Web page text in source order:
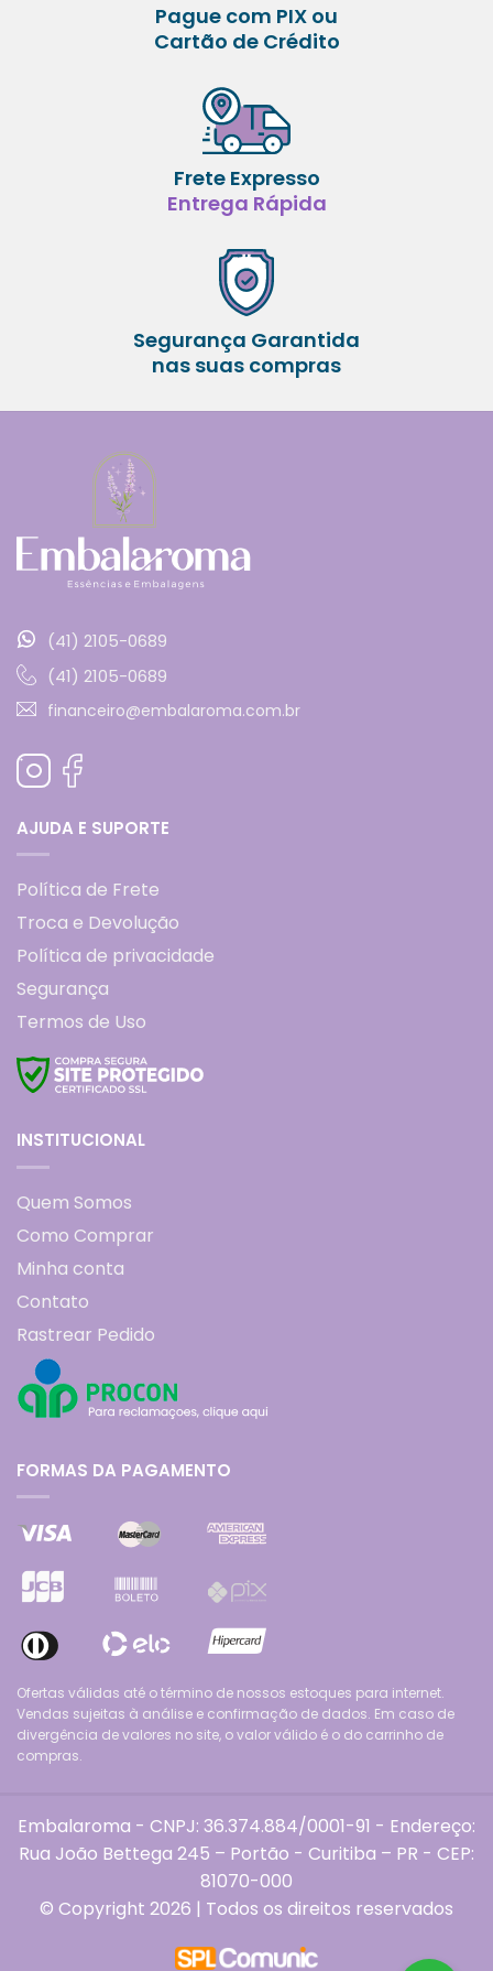
Pague com PIX ou
Cartão de Crédito
Frete Expresso
Entrega Rápida
Segurança Garantida
nas suas compras
(41) 2105-0689
(41) 2105-0689
financeiro@embalaroma.com.br
AJUDA E SUPORTE
Política de Frete
Troca e Devolução
Política de privacidade
Segurança
Termos de Uso
INSTITUCIONAL
Quem Somos
Como Comprar
Minha conta
Contato
Rastrear Pedido
FORMAS DA PAGAMENTO
Ofertas válidas até o término de nossos estoques para internet.
Vendas sujeitas à análise e confirmação de dados. Em caso de
divergência de valores no site, o valor válido é o do carrinho de
compras.
Embalaroma - CNPJ: 36.374.884/0001-91 - Endereço:
Rua João Bettega 245 – Portão - Curitiba – PR - CEP:
81070-000
© Copyright 2026 | Todos os direitos reservados